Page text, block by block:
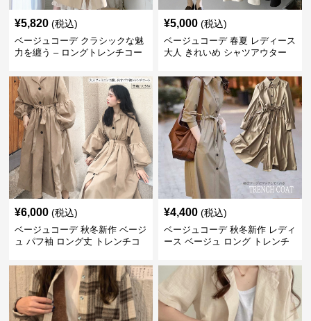
¥5,820 (税込)
ベージュコーデ クラシックな魅
力を纏う – ロングトレンチコー
¥5,000 (税込)
ベージュコーデ 春夏 レディース
大人 きれいめ シャツアウター
¥6,000 (税込)
ベージュコーデ 秋冬新作 ベージ
ュ パフ袖 ロング丈 トレンチコ
¥4,400 (税込)
ベージュコーデ 秋冬新作 レディ
ース ベージュ ロング トレンチ